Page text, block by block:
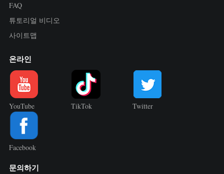
FAQ
튜토리얼 비디오
사이트맵
온라인
YouTube TikTok Twitter
Facebook
문의하기